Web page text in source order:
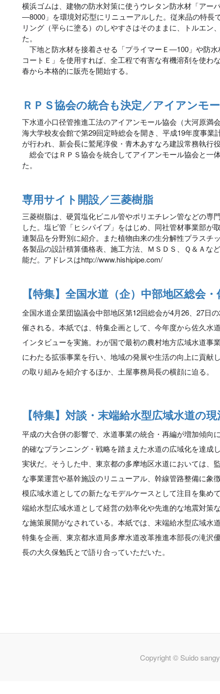
横浜ゴムは、建物の防水対策に使うウレタン防水材「アー
―8000」を環境対応型にリニューアルした。従来品の特長
リング（平らに塗る）のしやすさはそのままに、トルエン
た。
下地と防水材を接着させる「プライマーＥ―100」や防
コートＥ」を使用すれば、全工程で有害な有機溶剤を使わ
春から本格的に販売を開始する。
ＲＰＳ協会の統合も決定／アイアンモ
下水道小口径管推進工法のアイアンモール協会（大河原満
海大学校友会館で第29回定時総会を開き、平成19年度事業
が行われ、新会長に鷲尾淳俊・青木あすなろ建設常務執行
総会ではＲＰＳ協会を統合してアイアンモール協会と一
た。
専用サイト開設／三菱樹脂
三菱樹脂は、硬質塩化ビニル管やポリエチレン管などの専
した。塩ビ管「ヒシパイプ」をはじめ、同社管材事業部が
連製品を分野別に紹介。また植物由来の生分解性プラスチ
各製品の設計積算価格表、施工方法、ＭＳＤＳ、Ｑ＆Ａな
能だ。アドレスはhttp://www.hishipipe.com/
【特集】全国水道（企）中部地区総会
全国水道企業団協議会中部地区第12回総会が4月26、27日
催される。本紙では、特集企画として、今年度から佐久水
インタビューを実施。わが国で最初の農村地方広域水道事
にわたる拡張事業を行い、地域の発展や生活の向上に貢献
の取り組みを紹介するほか、土屋事務局長の横顔に迫る。
【特集】対談・末端給水型広域水道の
平成の大合併の影響で、水道事業の統合・再編が増加傾向
的確なプランニング・戦略を踏まえた水道の広域化を達成
実状だ。そうした中、東京都の多摩地区水道においては、
な事業運営や基幹施設のリニューアル、幹線管路整備に象
模広域水道としての新たなモデルケースとして注目を集め
端給水型広域水道として経営の効率化や先進的な地震対策
な施策展開がなされている。本紙では、末端給水型広域水
特集を企画、東京都水道局多摩水道改革推進本部長の滝沢
長の大久保勉氏とで語り合っていただいた。
Copyright © Suido